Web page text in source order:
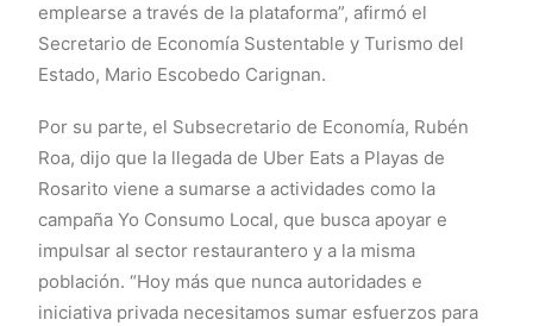
emplearse a través de la plataforma”, afirmó el
Secretario de Economía Sustentable y Turismo del
Estado, Mario Escobedo Carignan.
Por su parte, el Subsecretario de Economía, Rubén
Roa, dijo que la llegada de Uber Eats a Playas de
Rosarito viene a sumarse a actividades como la
campaña Yo Consumo Local, que busca apoyar e
impulsar al sector restaurantero y a la misma
población. “Hoy más que nunca autoridades e
iniciativa privada necesitamos sumar esfuerzos para